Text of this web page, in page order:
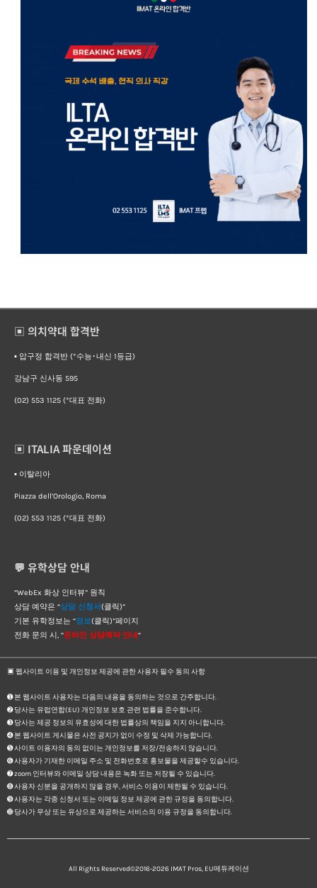
▣ 의치약대 합격반
▪︎ 압구정 합격반 (*수능･내신 1등급)
강남구 신사동 595
(02) 553 1125 (*대표 전화)
▣ ITALIA 파운데이션
▪︎ 이탈리아
Piazza dell’Orologio, Roma
(02) 553 1125 (*대표 전화)
💬 유학상담 안내
“WebEx 화상 인터뷰” 원칙
상담 예약은 “상담 신청서(클릭)”
기본 유학정보는 “정보(클릭)”페이지
전화 문의 시, “온라인 상담예약 안내“
▣ 웹사이트 이용 및 개인정보 제공에 관한 사용자 필수 동의 사항
➊ 본 웹사이트 사용자는 다음의 내용을 동의하는 것으로 간주합니다.
➋ 당사는 유럽연합(EU) 개인정보 보호 관련 법률을 준수합니다.
➌ 당사는 제공 정보의 유효성에 대한 법률상의 책임을 지지 아니합니다.
➍ 본 웹사이트 게시물은 사전 공지가 없이 수정 및 삭제 가능합니다.
➎ 사이트 이용자의 동의 없이는 개인정보를 저장/전송하지 않습니다.
➏ 사용자가 기재한 이메일 주소 및 전화번호로 홍보물을 제공할수 있습니다.
➐ zoom 인터뷰와 이메일 상담 내용은 녹화 또는 저장될 수 있습니다.
➑ 사용자 신분을 공개하지 않을 경우, 서비스 이용이 제한될 수 있습니다.
➒ 사용자는 각종 신청서 또는 이메일 정보 제공에 관한 규정을 동의합니다.
➓ 당사가 무상 또는 유상으로 제공하는 서비스의 이용 규정을 동의합니다.
All Rights Reserved©2016-2026 IMAT Pros, EU메듀케이션